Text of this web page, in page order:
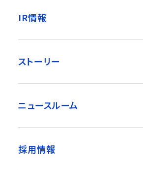
IR情報
ストーリー
ニュースルーム
採用情報